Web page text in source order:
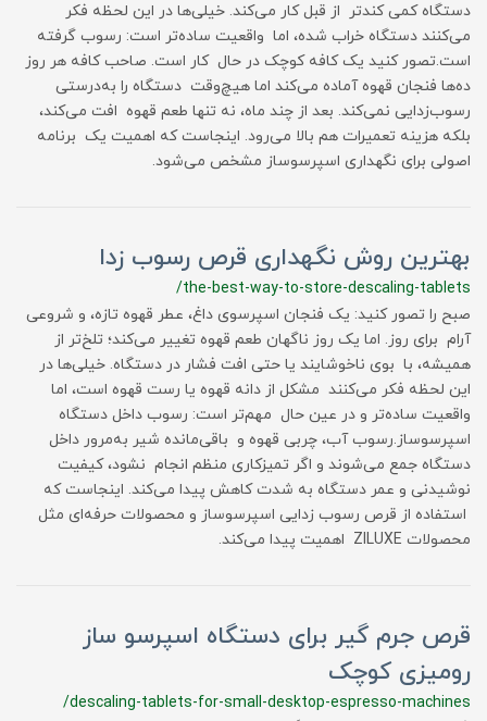
دستگاه کمی کندتر از قبل کار می‌کند. خیلی‌ها در این لحظه فکر
می‌کنند دستگاه خراب شده، اما واقعیت ساده‌تر است: رسوب گرفته
است.تصور کنید یک کافه کوچک در حال کار است. صاحب کافه هر روز
ده‌ها فنجان قهوه آماده می‌کند اما هیچ‌وقت دستگاه را به‌درستی
رسوب‌زدایی نمی‌کند. بعد از چند ماه، نه تنها طعم قهوه افت می‌کند،
بلکه هزینه تعمیرات هم بالا می‌رود. اینجاست که اهمیت یک برنامه
اصولی برای نگهداری اسپرسوساز مشخص می‌شود.
بهترین روش نگهداری قرص رسوب زدا
/the-best-way-to-store-descaling-tablets
صبح را تصور کنید: یک فنجان اسپرسوی داغ، عطر قهوه تازه، و شروعی
آرام برای روز. اما یک روز ناگهان طعم قهوه تغییر می‌کند؛ تلخ‌تر از
همیشه، با بوی ناخوشایند یا حتی افت فشار در دستگاه. خیلی‌ها در
این لحظه فکر می‌کنند مشکل از دانه قهوه یا رست قهوه است، اما
واقعیت ساده‌تر و در عین حال مهم‌تر است: رسوب داخل دستگاه
اسپرسوساز.رسوب آب، چربی قهوه و باقی‌مانده شیر به‌مرور داخل
دستگاه جمع می‌شوند و اگر تمیزکاری منظم انجام نشود، کیفیت
نوشیدنی و عمر دستگاه به شدت کاهش پیدا می‌کند. اینجاست که
استفاده از قرص رسوب زدایی اسپرسوساز و محصولات حرفه‌ای مثل
محصولات ZILUXE اهمیت پیدا می‌کند.
قرص جرم گیر برای دستگاه اسپرسو ساز
رومیزی کوچک
/descaling-tablets-for-small-desktop-espresso-machines